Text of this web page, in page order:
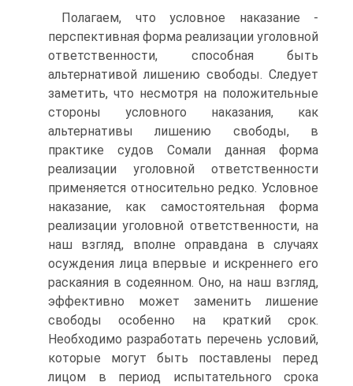
Полагаем, что условное наказание -
перспективная форма реализации уголовной
ответственности, способная быть
альтернативой лишению свободы. Следует
заметить, что несмотря на положительные
стороны условного наказания, как
альтернативы лишению свободы, в
практике судов Сомали данная форма
реализации уголовной ответственности
применяется относительно редко. Условное
наказание, как самостоятельная форма
реализации уголовной ответственности, на
наш взгляд, вполне оправдана в случаях
осуждения лица впервые и искреннего его
раскаяния в содеянном. Оно, на наш взгляд,
эффективно может заменить лишение
свободы особенно на краткий срок.
Необходимо разработать перечень условий,
которые могут быть поставлены перед
лицом в период испытательного срока